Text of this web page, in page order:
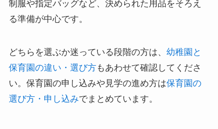
制服や指定バッグなど、決められた用品をそろえ
る準備が中心です。
どちらを選ぶか迷っている段階の方は、 幼稚園と
保育園の違い・選び方もあわせて確認してくださ
い。保育園の申し込みや見学の進め方は保育園の
選び方・申し込みでまとめています。